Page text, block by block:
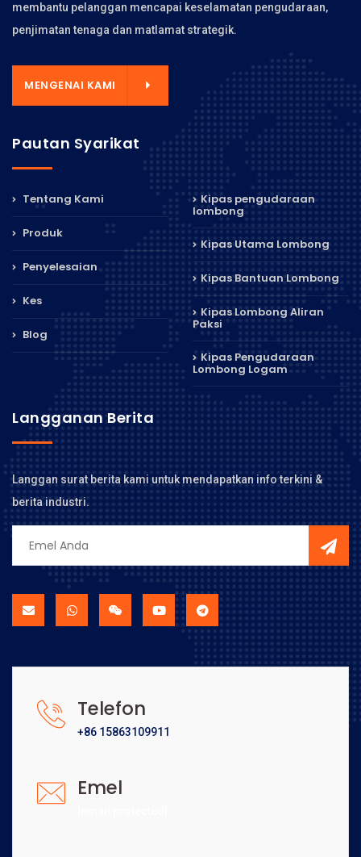
membantu pelanggan mencapai keselamatan pengudaraan,
penjimatan tenaga dan matlamat strategik.
MENGENAI KAMI
Pautan Syarikat
Tentang Kami
Produk
Penyelesaian
Kes
Blog
Kipas pengudaraan
lombong
Kipas Utama Lombong
Kipas Bantuan Lombong
Kipas Lombong Aliran
Paksi
Kipas Pengudaraan
Lombong Logam
Langganan Berita
Langgan surat berita kami untuk mendapatkan info terkini &
berita industri.
Telefon
+86 15863109911
Emel